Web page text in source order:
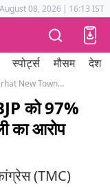
Tak Astrotak
August 08, 2026 | 16:13 IST
स्पोर्ट्स मौसम देश
west bengal election Rajarhat New Town seat won bjp Muslim-majority booth 164 tmc
को 97%
का आरोप
(TMC)